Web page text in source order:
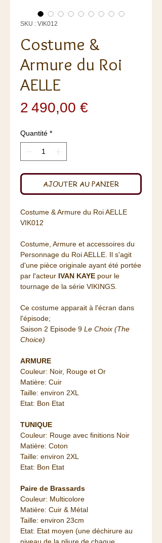
SKU : VIK012
Costume &
Armure du Roi
AELLE
2 490,00 €
Quantité *
AJOUTER AU PANIER
Costume & Armure du Roi AELLE
VIK012
Costume, Armure et accessoires du
Personnage du Roi AELLE. Il s'agit
d'une pièce originale ayant été portée
par l'acteur IVAN KAYE pour le
tournage de la série VIKINGS.
Ce costume apparait à l'écran dans
l'épisode;
Saison 2 Episode 9 Le Choix (The
Choice)
ARMURE
Couleur: Noir, Rouge et Or
Matière: Cuir
Taille: environ 2XL
Etat: Bon Etat
TUNIQUE
Couleur: Rouge avec finitions Noir
Matière: Coton
Taille: environ 2XL
Etat: Bon Etat
Paire de Brassards
Couleur: Multicolore
Matière: Cuir & Métal
Taille: environ 23cm
Etat: Etat moyen (une déchirure au